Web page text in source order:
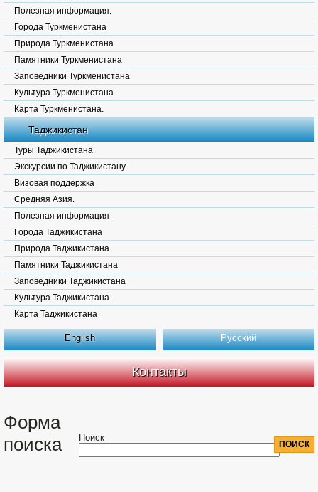
Полезная информация.
Города Туркменистана
Природа Туркменистана
Памятники Туркменистана
Заповедники Туркменистана
Культура Туркменистана
Карта Туркменистана.
Таджикистан
Туры Таджикистана
Экскурсии по Таджикистану
Визовая поддержка
Средняя Азия.
Полезная информация
Города Таджикистана
Природа Таджикистана
Памятники Таджикистана
Заповедники Таджикистана
Культура Таджикистана
Карта Таджикистана
English Русский
Контакты
Форма
поиска
Поиск